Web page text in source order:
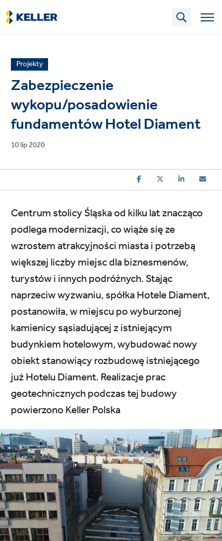
Skip
to
main
News
article
category
Projekty
Zabezpieczenie
wykopu/posadowienie
fundamentów Hotel Diament
Published
10 lip 2020
Centrum stolicy Śląska od kilku lat znacząco
podlega modernizacji, co wiąże się ze
wzrostem atrakcyjności miasta i potrzebą
większej liczby miejsc dla biznesmenów,
turystów i innych podróżnych. Stając
naprzeciw wyzwaniu, spółka Hotele Diament,
postanowiła, w miejscu po wyburzonej
kamienicy sąsiadującej z istniejącym
budynkiem hotelowym, wybudować nowy
obiekt stanowiący rozbudowę istniejącego
już Hotelu Diament. Realizacje prac
geotechnicznych podczas tej budowy
powierzono Keller Polska